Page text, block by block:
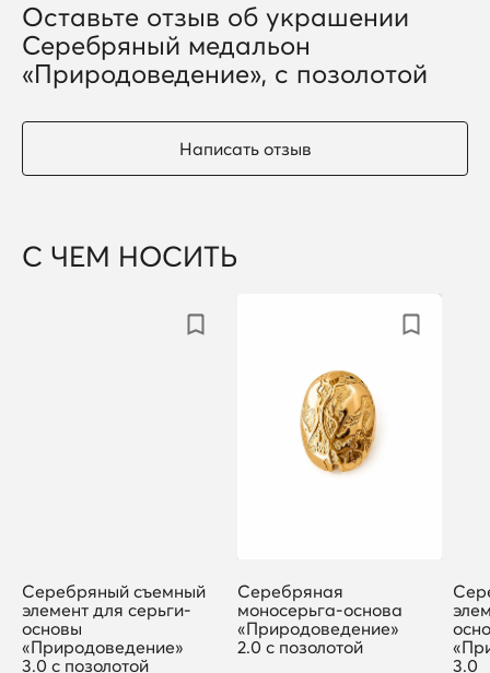
Оставьте отзыв об украшении
Серебряный медальон
«Природоведение», с позолотой
Написать отзыв
С ЧЕМ НОСИТЬ
Серебряный съемный
элемент для серьги-
основы
«Природоведение»
3.0 с позолотой
Серебряная
моносерьга-основа
«Природоведение»
2.0 с позолотой
3.0